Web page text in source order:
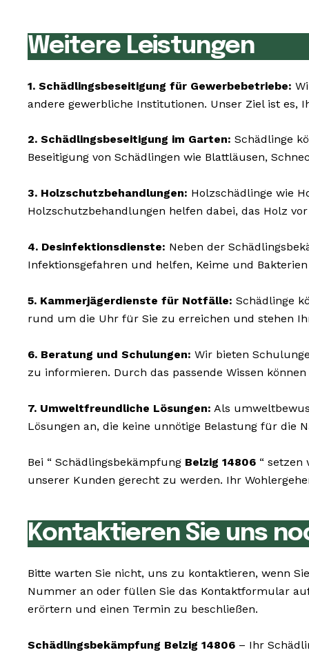
Weitere Leistungen
1. Schädlingsbeseitigung für Gewerbebetriebe:
andere gewerbliche Institutionen. Unser Ziel ist
2. Schädlingsbeseitigung im Garten: Schädlinge
Beseitigung von Schädlingen wie Blattläusen,
3. Holzschutzbehandlungen: Holzschädlinge wie
Holzschutzbehandlungen helfen dabei, das Holz
4. Desinfektionsdienste: Neben der
Infektionsgefahren und helfen, Keime und
5. Kammerjägerdienste für Notfälle: Schädlinge
rund um die Uhr für Sie zu erreichen und stehen
6. Beratung und Schulungen: Wir bieten
zu informieren. Durch das passende Wissen
7. Umweltfreundliche Lösungen: Als
Lösungen an, die keine unnötige Belastung für die
Bei “ Schädlingsbekämpfung Belzig 14806 “
unserer Kunden gerecht zu werden. Ihr
Kontaktieren Sie uns
Bitte warten Sie nicht, uns zu kontaktieren, wenn
Nummer an oder füllen Sie das Kontaktformular
erörtern und einen Termin zu beschließen.
Schädlingsbekämpfung Belzig 14806 – Ihr